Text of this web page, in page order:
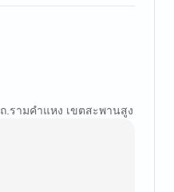
.รามคำแหง เขตสะพานสูง